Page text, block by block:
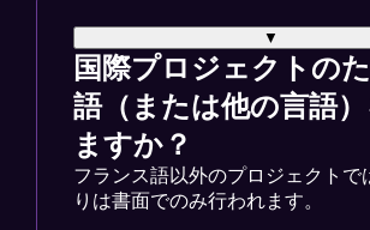
▼
国際プロジェクトの
語（または他の言語
ますか？
フランス語以外のプロジェクトで
りは書面でのみ行われます。